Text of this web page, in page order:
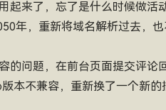
起来了，忘了是什么时候做
年，重新将域名解析过去，
的问题，在前台页面提交评论
本不兼容，重新换了一个新